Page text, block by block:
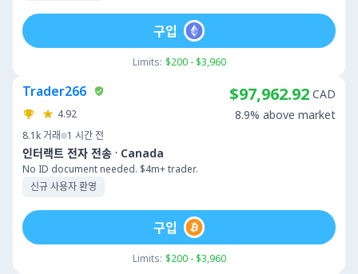
Limits: $200 - $3,960
구입
Trader266
4.92
8.1k 거래 1 시간 전
인터랙트 전자 전송 · Canada
No ID document needed. $4m+ trader.
신규 사용자 환영
$97,962.92 CAD
8.9% above market
Limits: $200 - $3,960
구입